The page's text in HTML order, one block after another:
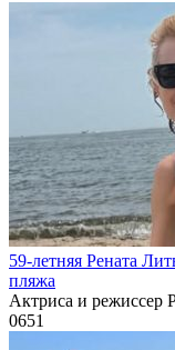
59-летняя Рената
пляжа
Актриса и режиссер
0651